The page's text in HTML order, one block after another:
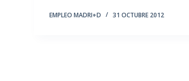
EMPLEO MADRI+D 31 OCTUBRE 2012